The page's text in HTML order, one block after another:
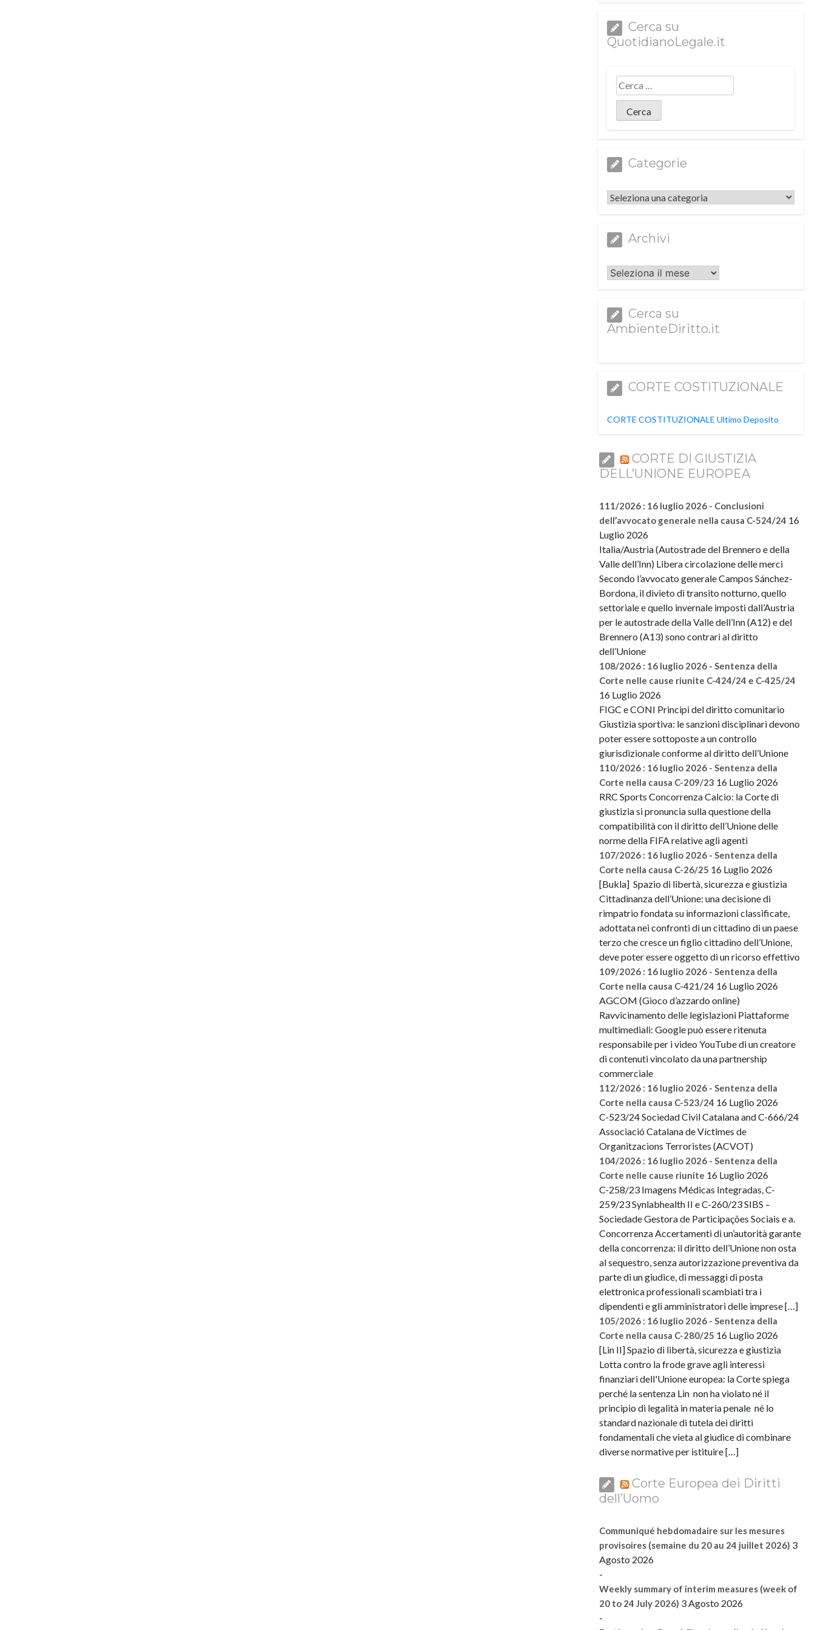
Cerca su
QuotidianoLegale.it
Categorie
Categorie
Archivi
Archivi
Cerca su
AmbienteDiritto.it
CORTE COSTITUZIONALE
CORTE COSTITUZIONALE Ultimo Deposito
CORTE DI GIUSTIZIA
DELL’UNIONE EUROPEA
111/2026 : 16 luglio 2026 - Conclusioni
dell’avvocato generale nella causa C-524/24 16
Luglio 2026
Italia/Austria (Autostrade del Brennero e della
Valle dell’Inn) Libera circolazione delle merci
Secondo l’avvocato generale Campos Sánchez-
Bordona, il divieto di transito notturno, quello
settoriale e quello invernale imposti dall’Austria
per le autostrade della Valle dell’Inn (A12) e del
Brennero (A13) sono contrari al diritto
dell’Unione
108/2026 : 16 luglio 2026 - Sentenza della
Corte nelle cause riunite C-424/24 e C-425/24
16 Luglio 2026
FIGC e CONI Principi del diritto comunitario
Giustizia sportiva: le sanzioni disciplinari devono
poter essere sottoposte a un controllo
giurisdizionale conforme al diritto dell’Unione
110/2026 : 16 luglio 2026 - Sentenza della
Corte nella causa C-209/23 16 Luglio 2026
RRC Sports Concorrenza Calcio: la Corte di
giustizia si pronuncia sulla questione della
compatibilità con il diritto dell’Unione delle
norme della FIFA relative agli agenti
107/2026 : 16 luglio 2026 - Sentenza della
Corte nella causa C-26/25 16 Luglio 2026
[Bukla] Spazio di libertà, sicurezza e giustizia
Cittadinanza dell’Unione: una decisione di
rimpatrio fondata su informazioni classificate,
adottata nei confronti di un cittadino di un paese
terzo che cresce un figlio cittadino dell’Unione,
deve poter essere oggetto di un ricorso effettivo
109/2026 : 16 luglio 2026 - Sentenza della
Corte nella causa C-421/24 16 Luglio 2026
AGCOM (Gioco d’azzardo online)
Ravvicinamento delle legislazioni Piattaforme
multimediali: Google può essere ritenuta
responsabile per i video YouTube di un creatore
di contenuti vincolato da una partnership
commerciale
112/2026 : 16 luglio 2026 - Sentenza della
Corte nella causa C-523/24 16 Luglio 2026
C-523/24 Sociedad Civil Catalana and C-666/24
Associació Catalana de Víctimes de
Organitzacions Terroristes (ACVOT)
104/2026 : 16 luglio 2026 - Sentenza della
Corte nelle cause riunite 16 Luglio 2026
C-258/23 Imagens Médicas Integradas, C-
259/23 Synlabhealth II e C-260/23 SIBS –
Sociedade Gestora de Participações Sociais e a.
Concorrenza Accertamenti di un’autorità garante
della concorrenza: il diritto dell’Unione non osta
al sequestro, senza autorizzazione preventiva da
parte di un giudice, di messaggi di posta
elettronica professionali scambiati tra i
dipendenti e gli amministratori delle imprese […]
105/2026 : 16 luglio 2026 - Sentenza della
Corte nella causa C-280/25 16 Luglio 2026
[Lin II] Spazio di libertà, sicurezza e giustizia
Lotta contro la frode grave agli interessi
finanziari dell'Unione europea: la Corte spiega
perché la sentenza Lin non ha violato né il
principio di legalità in materia penale né lo
standard nazionale di tutela dei diritti
fondamentali che vieta al giudice di combinare
diverse normative per istituire […]
Corte Europea dei Diritti
dell’Uomo
Communiqué hebdomadaire sur les mesures
provisoires (semaine du 20 au 24 juillet 2026) 3
Agosto 2026
-
Weekly summary of interim measures (week of
20 to 24 July 2026) 3 Agosto 2026
-